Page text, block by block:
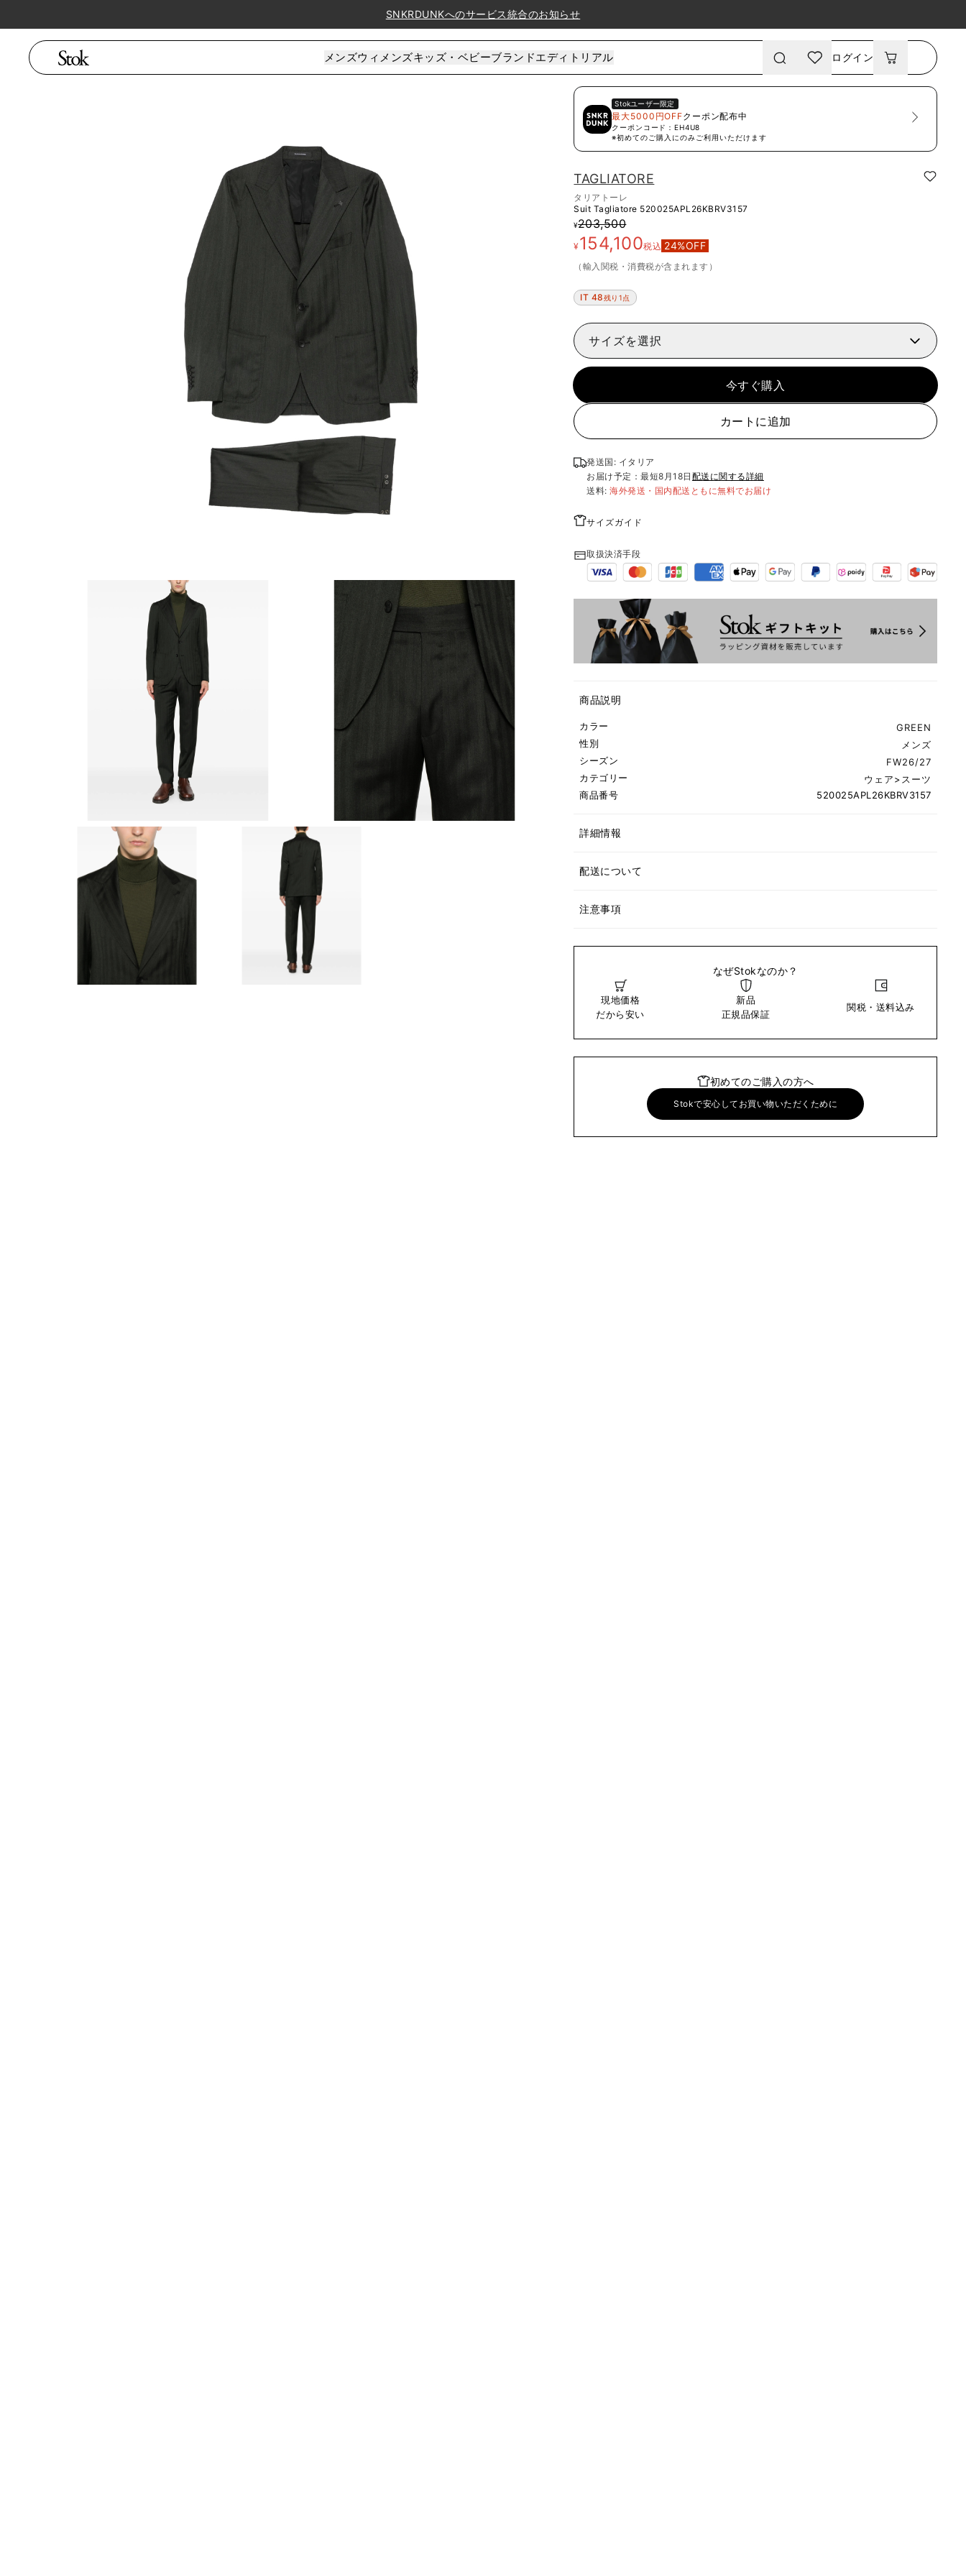
SNKRDUNKへのサービス統合のお知らせ
メンズウィメンズキッズ・ベビーブランドエディトリアル ログイン
Stokユーザー限定
最大5000円OFFクーポン配布中
クーポンコード： EH4U8
※初めてのご購入にのみご利用いただけます
TAGLIATORE
タリアトーレ
Suit Tagliatore 520025APL26KBRV3157
¥203,500
¥154,100税込 24%OFF
（輸入関税・消費税が含まれます）
IT 48残り1点
サイズを選択
今すぐ購入
カートに追加
発送国: イタリア
お届け予定：最短8月18日 配送に関する詳細
送料:海外発送・国内配送ともに無料でお届け
サイズガイド
取扱決済手段
商品説明
カラー
GREEN
性別
メンズ
シーズン
FW26/27
カテゴリー
ウェア> スーツ
商品番号
520025APL26KBRV3157
詳細情報
配送について
注意事項
なぜStokなのか？
現地価格
だから安い
新品
正規品保証
関税・送料込み
初めてのご購入の方へ
Stokで安心してお買い物いただくために